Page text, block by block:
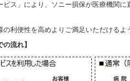
ス」により、ソニー損保が医療機関に
利便性を高めよりご満足いただけるよ
流れ】